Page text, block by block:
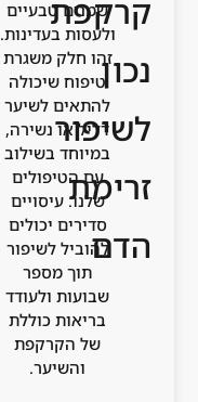
קרקפת
נכון
לשיפור
זרימת
הדם
שמנים טבעיים
ולעסות בעדינות.
זהו חלק משגרת
טיפוח שיכולה
להתאים לשיער
דליל או נשירה,
במיוחד בשילוב
עם הטיפולים
שלנו. עיסויים
סדירים יכולים
להוביל לשיפור
תוך מספר
שבועות ולעודד
בריאות כוללת
של הקרקפת
והשיער.